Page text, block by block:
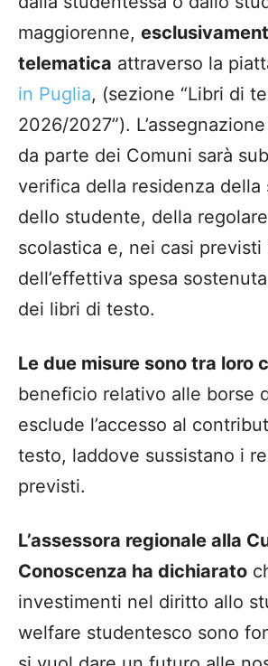
maggiorenne,
telematica attraverso la
in Puglia, (sezione “Libri di
2026/2027”).
da parte dei Comuni sarà
verifica della residenza della
dello studente, della
scolastica e, nei casi previsti
dell’effettiva spesa
dei libri di testo.
Le due misure sono tra loro
beneficio relativo alle borse
esclude l’accesso al
testo, laddove sussistano i
previsti.
L’assessora regionale alla
Conoscenza ha dichiarato
investimenti nel diritto allo
welfare studentesco sono